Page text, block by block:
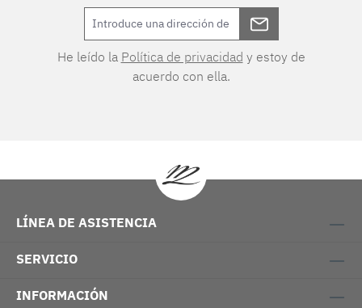
He leído la Política de privacidad y estoy de
acuerdo con ella.
LÍNEA DE ASISTENCIA
SERVICIO
INFORMACIÓN